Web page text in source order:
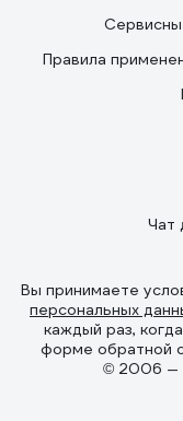
Правила
Чат
Вы принимаете
персональных
каждый раз,
форме обратной
© 2006 —